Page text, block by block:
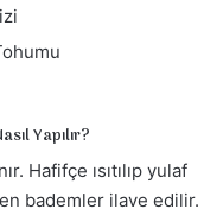
Yapılır?
Hafifçe ısıtılıp yulaf
bademler ilave edilir.